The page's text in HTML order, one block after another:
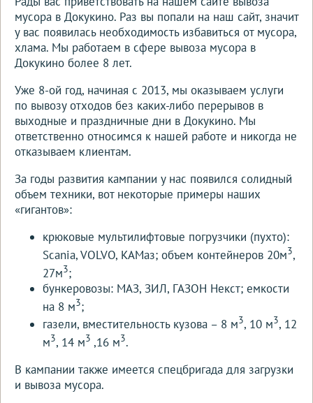
мусора в Докукино. Раз вы попали на наш сайт, значит
у вас появилась необходимость избавиться от мусора,
хлама. Мы работаем в сфере вывоза мусора в
Докукино более 8 лет.
Уже 8-ой год, начиная с 2013, мы оказываем услуги
по вывозу отходов без каких-либо перерывов в
выходные и праздничные дни в Докукино. Мы
ответственно относимся к нашей работе и никогда не
отказываем клиентам.
За годы развития кампании у нас появился солидный
объем техники, вот некоторые примеры наших
«гигантов»:
крюковые мультилифтовые погрузчики (пухто):
Scania, VOLVO, КАМаз; объем контейнеров 20м3,
27м3;
бункеровозы: МАЗ, ЗИЛ, ГАЗОН Некст; емкости
на 8 м3;
газели, вместительность кузова – 8 м3, 10 м3, 12
м3, 14 м3 ,16 м3.
В кампании также имеется спецбригада для загрузки
и вывоза мусора.